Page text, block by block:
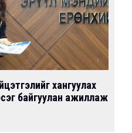
хангуулах
байгуулан ажиллаж